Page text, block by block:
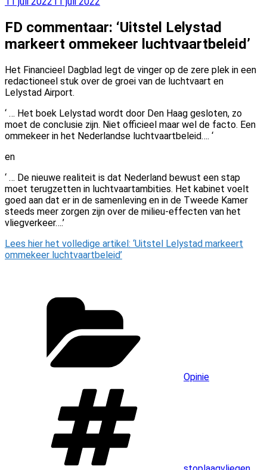
FD commentaar: ‘Uitstel Lelystad
markeert ommekeer luchtvaartbeleid’
Het Financieel Dagblad legt de vinger op de zere plek in een
redactioneel stuk over de groei van de luchtvaart en
Lelystad Airport.
‘ … Het boek Lelystad wordt door Den Haag gesloten, zo
moet de conclusie zijn. Niet officieel maar wel de facto. Een
ommekeer in het Nederlandse luchtvaartbeleid…. ‘
en
‘ … De nieuwe realiteit is dat Nederland bewust een stap
moet terugzetten in luchtvaartambities. Het kabinet voelt
goed aan dat er in de samenleving en in de Tweede Kamer
steeds meer zorgen zijn over de milieu-effecten van het
vliegverkeer….’
Lees hier het volledige artikel: ‘Uitstel Lelystad markeert
ommekeer luchtvaartbeleid’
Opinie